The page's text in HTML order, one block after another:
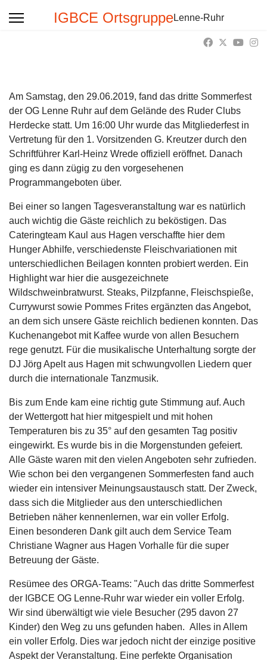
IGBCE OrtsgruppeLenne-Ruhr
Am Samstag, den 29.06.2019, fand das dritte Sommerfest
der OG Lenne Ruhr auf dem Gelände des Ruder Clubs
Herdecke statt. Um 16:00 Uhr wurde das Mitgliederfest in
Vertretung für den 1. Vorsitzenden G. Kreutzer durch den
Schriftführer Karl-Heinz Wrede offiziell eröffnet. Danach
ging es dann zügig zu den vorgesehenen
Programmangeboten über.
Bei einer so langen Tagesveranstaltung war es natürlich
auch wichtig die Gäste reichlich zu beköstigen. Das
Cateringteam Kaul aus Hagen verschaffte hier dem
Hunger Abhilfe, verschiedenste Fleischvariationen mit
unterschiedlichen Beilagen konnten probiert werden. Ein
Highlight war hier die ausgezeichnete
Wildschweinbratwurst. Steaks, Pilzpfanne, Fleischspieße,
Currywurst sowie Pommes Frites ergänzten das Angebot,
an dem sich unsere Gäste reichlich bedienen konnten. Das
Kuchenangebot mit Kaffee wurde von allen Besuchern
rege genutzt. Für die musikalische Unterhaltung sorgte der
DJ Jörg Apelt aus Hagen mit schwungvollen Liedern quer
durch die internationale Tanzmusik.
Bis zum Ende kam eine richtig gute Stimmung auf. Auch
der Wettergott hat hier mitgespielt und mit hohen
Temperaturen bis zu 35° auf den gesamten Tag positiv
eingewirkt. Es wurde bis in die Morgenstunden gefeiert.
Alle Gäste waren mit den vielen Angeboten sehr zufrieden.
Wie schon bei den vergangenen Sommerfesten fand auch
wieder ein intensiver Meinungsaustausch statt. Der Zweck,
dass sich die Mitglieder aus den unterschiedlichen
Betrieben näher kennenlernen, war ein voller Erfolg.
Einen besonderen Dank gilt auch dem Service Team
Christiane Wagner aus Hagen Vorhalle für die super
Betreuung der Gäste.
Resümee des ORGA-Teams: "Auch das dritte Sommerfest
der IGBCE OG Lenne-Ruhr war wieder ein voller Erfolg.
Wir sind überwältigt wie viele Besucher (295 davon 27
Kinder) den Weg zu uns gefunden haben. Alles in Allem
ein voller Erfolg. Dies war jedoch nicht der einzige positive
Aspekt der Veranstaltung. Eine perfekte Organisation